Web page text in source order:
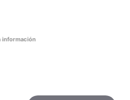
información